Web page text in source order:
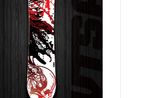
AGGIUNGI AL CARRELLO